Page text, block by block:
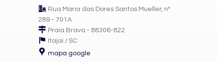
Rua Maria das Dores Santos Mueller, nº
289 - 701A
Praia Brava - 88306-822
Itajaí / SC
mapa google